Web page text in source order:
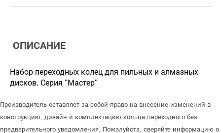
ОПИСАНИЕ
Набор переходных колец для пильных и алмазных
дисков. Серия "Мастер"
Производитель оставляет за собой право на внесение изменений в
конструкцию, дизайн и комплектацию кольца переходного без
предварительного уведомления. Пожалуйста, сверяйте информацию о